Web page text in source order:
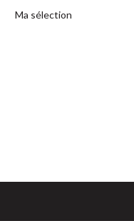
Ma sélection